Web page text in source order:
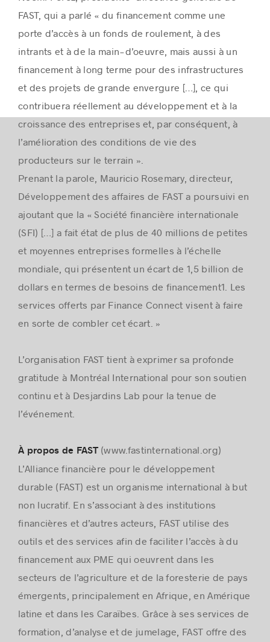
FAST, qui a parlé « du financement comme une
porte d’accès à un fonds de roulement, à des
intrants et à de la main-d’oeuvre, mais aussi à un
financement à long terme pour des infrastructures
et des projets de grande envergure […], ce qui
contribuera réellement au développement et à la
croissance des entreprises et, par conséquent, à
l’amélioration des conditions de vie des
producteurs sur le terrain ».
Prenant la parole, Mauricio Rosemary, directeur,
Développement des affaires de FAST a poursuivi en
ajoutant que la « Société financière internationale
(SFI) […] a fait état de plus de 40 millions de petites
et moyennes entreprises formelles à l’échelle
mondiale, qui présentent un écart de 1,5 billion de
dollars en termes de besoins de financement1. Les
services offerts par Finance Connect visent à faire
en sorte de combler cet écart. »
L’organisation FAST tient à exprimer sa profonde
gratitude à Montréal International pour son soutien
continu et à Desjardins Lab pour la tenue de
l’événement.
À propos de FAST (www.fastinternational.org)
L’Alliance financière pour le développement
durable (FAST) est un organisme international à but
non lucratif. En s’associant à des institutions
financières et d’autres acteurs, FAST utilise des
outils et des services afin de faciliter l’accès à du
financement aux PME qui oeuvrent dans les
secteurs de l’agriculture et de la foresterie de pays
émergents, principalement en Afrique, en Amérique
latine et dans les Caraïbes. Grâce à ses services de
formation, d’analyse et de jumelage, FAST offre des